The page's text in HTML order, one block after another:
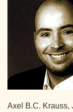
Axel B.C. Krauss,